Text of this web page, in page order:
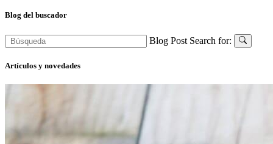
Blog del buscador
Blog Post Search for:
Artículos y novedades